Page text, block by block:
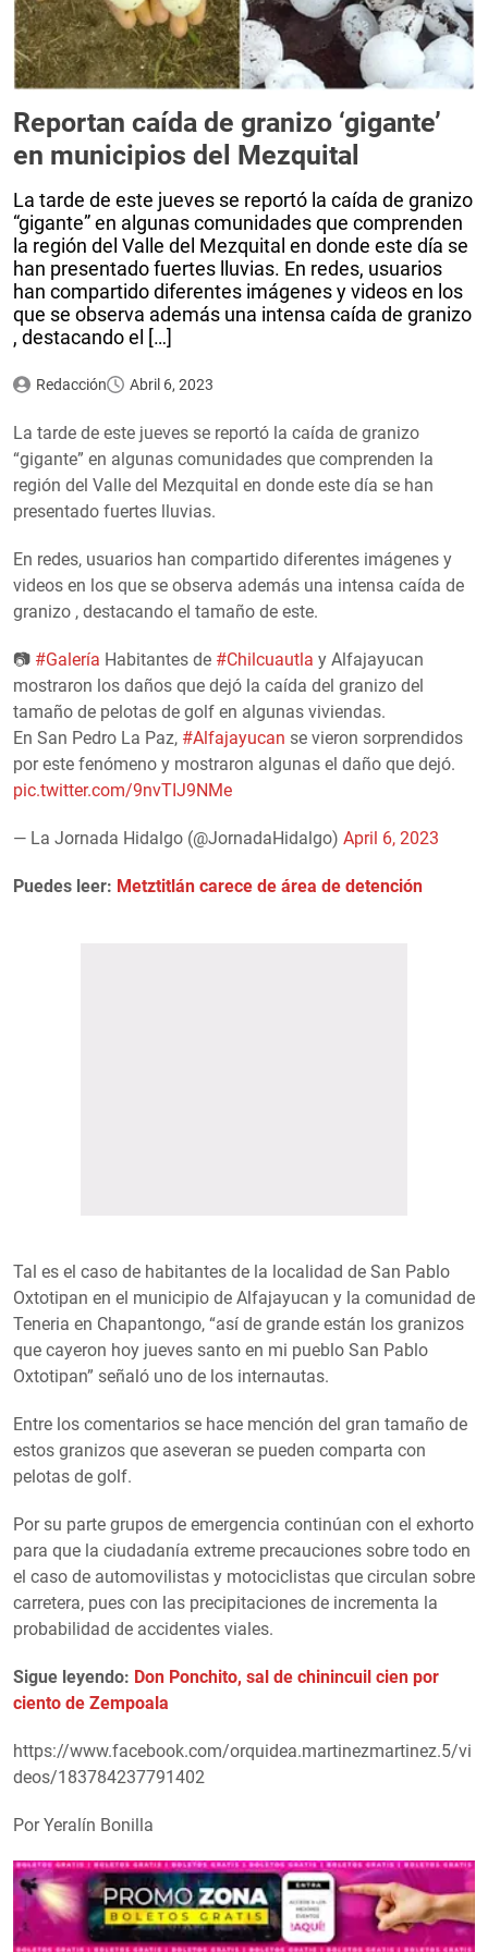
Reportan caída de granizo ‘gigante’
en municipios del Mezquital
La tarde de este jueves se reportó la caída de granizo
“gigante” en algunas comunidades que comprenden
la región del Valle del Mezquital en donde este día se
han presentado fuertes lluvias. En redes, usuarios
han compartido diferentes imágenes y videos en los
que se observa además una intensa caída de granizo
, destacando el […]
Redacción Abril 6, 2023
La tarde de este jueves se reportó la caída de granizo
“gigante” en algunas comunidades que comprenden la
región del Valle del Mezquital en donde este día se han
presentado fuertes lluvias.
En redes, usuarios han compartido diferentes imágenes y
videos en los que se observa además una intensa caída de
granizo , destacando el tamaño de este.
📷 #Galería Habitantes de #Chilcuautla y Alfajayucan
mostraron los daños que dejó la caída del granizo del
tamaño de pelotas de golf en algunas viviendas.
En San Pedro La Paz, #Alfajayucan se vieron sorprendidos
por este fenómeno y mostraron algunas el daño que dejó.
pic.twitter.com/9nvTIJ9NMe
— La Jornada Hidalgo (@JornadaHidalgo) April 6, 2023
Puedes leer: Metztitlán carece de área de detención
Tal es el caso de habitantes de la localidad de San Pablo
Oxtotipan en el municipio de Alfajayucan y la comunidad de
Teneria en Chapantongo, “así de grande están los granizos
que cayeron hoy jueves santo en mi pueblo San Pablo
Oxtotipan” señaló uno de los internautas.
Entre los comentarios se hace mención del gran tamaño de
estos granizos que aseveran se pueden comparta con
pelotas de golf.
Por su parte grupos de emergencia continúan con el exhorto
para que la ciudadanía extreme precauciones sobre todo en
el caso de automovilistas y motociclistas que circulan sobre
carretera, pues con las precipitaciones de incrementa la
probabilidad de accidentes viales.
Sigue leyendo: Don Ponchito, sal de chinincuil cien por
ciento de Zempoala
https://www.facebook.com/orquidea.martinezmartinez.5/vi
deos/183784237791402
Por Yeralín Bonilla